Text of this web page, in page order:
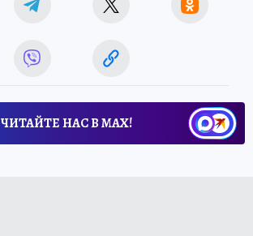
ЧИТАЙТЕ НАС В МАХ!